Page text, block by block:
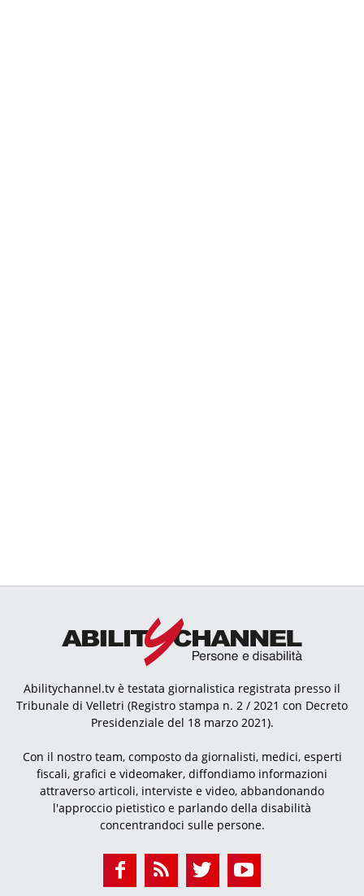
Abilitychannel.tv è testata giornalistica registrata presso il
Tribunale di Velletri (Registro stampa n. 2 / 2021 con Decreto
Presidenziale del 18 marzo 2021).
Con il nostro team, composto da giornalisti, medici, esperti
fiscali, grafici e videomaker, diffondiamo informazioni
attraverso articoli, interviste e video, abbandonando
l'approccio pietistico e parlando della disabilità
concentrandoci sulle persone.